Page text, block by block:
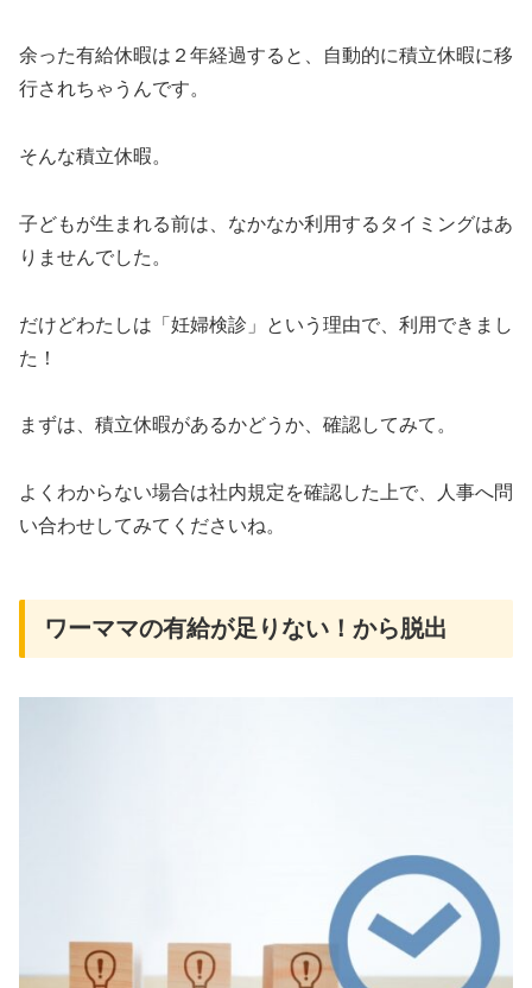
余った有給休暇は２年経過すると、自動的に積立休暇に移
行されちゃうんです。
そんな積立休暇。
子どもが生まれる前は、なかなか利用するタイミングはあ
りませんでした。
だけどわたしは「妊婦検診」という理由で、利用できまし
た！
まずは、積立休暇があるかどうか、確認してみて。
よくわからない場合は社内規定を確認した上で、人事へ問
い合わせしてみてくださいね。
ワーママの有給が足りない！から脱出